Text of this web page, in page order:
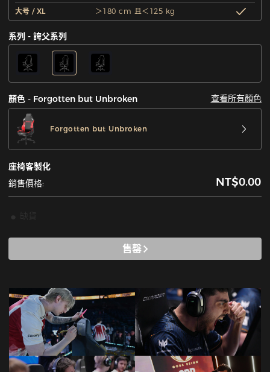
大号 / XL
＞180 cm 且＜125 kg
系列 - 誇父系列
顏色 - Forgotten but Unbroken 查看所有顏色
Forgotten but Unbroken
座椅客製化
銷售價格:
NT$0.00
售罄